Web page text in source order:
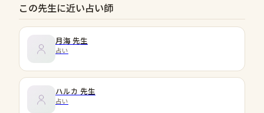
この先生に近い占い師
月海 先生
占い
ハルカ 先生
占い